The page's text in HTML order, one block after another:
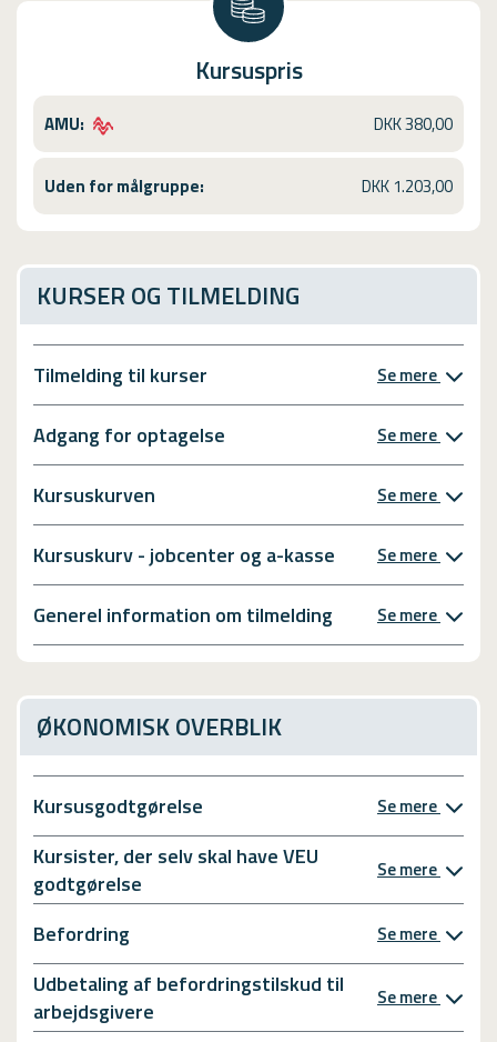
l
æ
g
g
n
d
e
L
e
d
e
r
u
d
d
a
n
l
s
e
a
g
v
e
t
m
i
g
e
n
h
e
l
t
a
e
d
e
e
d
e
r
u
a
n
n
e
l
s
e
a
r
i
v
e
i
g
k
o
n
k
e
t
e
Kursuspris
AMU: DKK 380,00
Uden for målgruppe: DKK 1.203,00
KURSER OG TILMELDING
Tilmelding til kurser Se mere
Adgang for optagelse Se mere
Kursuskurven Se mere
Kursuskurv - jobcenter og a-kasse Se mere
Generel information om tilmelding Se mere
ØKONOMISK OVERBLIK
Kursusgodtgørelse Se mere
Kursister, der selv skal have VEU
godtgørelse
Se mere
Befordring Se mere
Udbetaling af befordringstilskud til
arbejdsgivere
Se mere